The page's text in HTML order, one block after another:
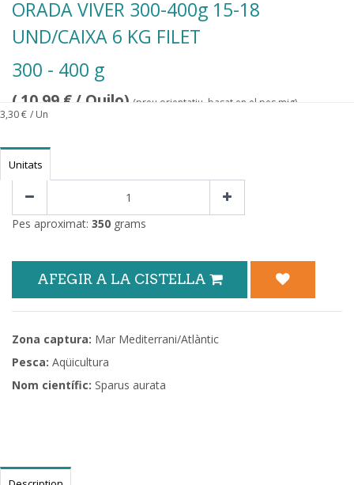
ORADA VIVER 300-400g 15-18
UND/CAIXA 6 KG FILET
300 - 400 g
(10,99 € / Quilo)
3,30€ / Un
(preu orientatiu, basat en el pes mig)
Unitats
Pes aproximat: 350 grams
AFEGIR A LA CISTELLA
Zona captura: Mar Mediterrani/Atlàntic
Pesca: Aqüicultura
Nom científic: Sparus aurata